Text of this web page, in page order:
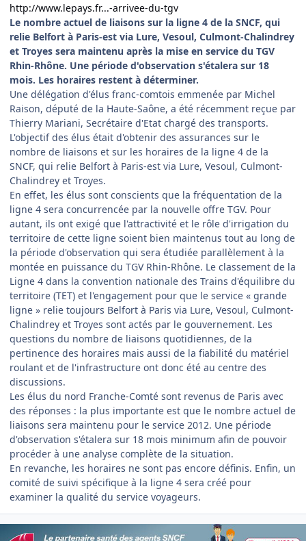
http://www.lepays.fr...-arrivee-du-tgv
Le nombre actuel de liaisons sur la ligne 4 de la SNCF, qui
relie Belfort à Paris-est via Lure, Vesoul, Culmont-Chalindrey
et Troyes sera maintenu après la mise en service du TGV
Rhin-Rhône. Une période d'observation s'étalera sur 18
mois. Les horaires restent à déterminer.
Une délégation d'élus franc-comtois emmenée par Michel
Raison, député de la Haute-Saône, a été récemment reçue par
Thierry Mariani, Secrétaire d'Etat chargé des transports.
L'objectif des élus était d'obtenir des assurances sur le
nombre de liaisons et sur les horaires de la ligne 4 de la
SNCF, qui relie Belfort à Paris-est via Lure, Vesoul, Culmont-
Chalindrey et Troyes.
En effet, les élus sont conscients que la fréquentation de la
ligne 4 sera concurrencée par la nouvelle offre TGV. Pour
autant, ils ont exigé que l'attractivité et le rôle d'irrigation du
territoire de cette ligne soient bien maintenus tout au long de
la période d'observation qui sera étudiée parallèlement à la
montée en puissance du TGV Rhin-Rhône. Le classement de la
Ligne 4 dans la convention nationale des Trains d'équilibre du
territoire (TET) et l'engagement pour que le service « grande
ligne » relie toujours Belfort à Paris via Lure, Vesoul, Culmont-
Chalindrey et Troyes sont actés par le gouvernement. Les
questions du nombre de liaisons quotidiennes, de la
pertinence des horaires mais aussi de la fiabilité du matériel
roulant et de l'infrastructure ont donc été au centre des
discussions.
Les élus du nord Franche-Comté sont revenus de Paris avec
des réponses : la plus importante est que le nombre actuel de
liaisons sera maintenu pour le service 2012. Une période
d'observation s'étalera sur 18 mois minimum afin de pouvoir
procéder à une analyse complète de la situation.
En revanche, les horaires ne sont pas encore définis. Enfin, un
comité de suivi spécifique à la ligne 4 sera créé pour
examiner la qualité du service voyageurs.